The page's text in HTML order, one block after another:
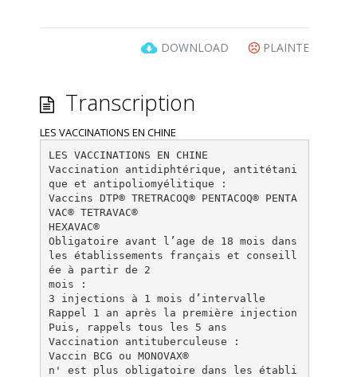
DOWNLOAD PLAINTE
Transcription
LES VACCINATIONS EN CHINE
LES VACCINATIONS EN CHINE
Vaccination antidiphtérique, antitétani
que et antipoliomyélitique :
Vaccins DTP® TRETRACOQ® PENTACOQ® PENTA
VAC® TETRAVAC®
HEXAVAC®
Obligatoire avant l’age de 18 mois dans
les établissements français et conseill
ée à partir de 2
mois :
3 injections à 1 mois d’intervalle
Rappel 1 an après la première injection
Puis, rappels tous les 5 ans
Vaccination antituberculeuse :
Vaccin BCG ou MONOVAX®
n' est plus obligatoire dans les établi